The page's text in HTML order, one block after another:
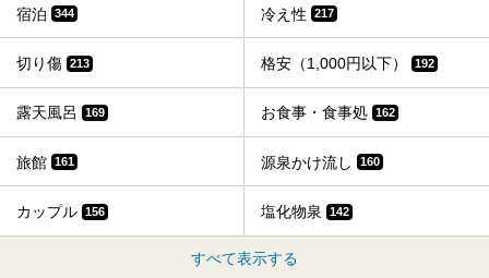
宿泊 344 冷え性 217
切り傷 213 格安（1,000円以下） 192
露天風呂 169 お食事・食事処 162
旅館 161 源泉かけ流し 160
カップル 156 塩化物泉 142
すべて表示する